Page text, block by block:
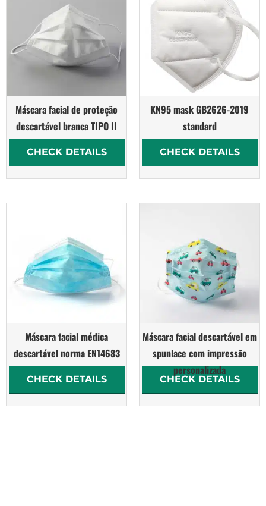
Máscara facial de proteção
descartável branca TIPO II
CHECK DETAILS
KN95 mask GB2626-2019
standard
CHECK DETAILS
Máscara facial médica
descartável norma EN14683
CHECK DETAILS
Máscara facial descartável em
spunlace com impressão
personalizada
CHECK DETAILS